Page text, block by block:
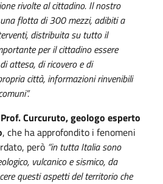
rivolte al cittadino. Il nostro
flotta di 300 mezzi, adibiti a
distribuita su tutto il
per il cittadino essere
attesa, di ricovero e di
città, informazioni rinvenibili
Prof. Curcuruto, geologo esperto
, che ha approfondito i fenomeni
però “in tutta Italia sono
vulcanico e sismico, da
questi aspetti del territorio che